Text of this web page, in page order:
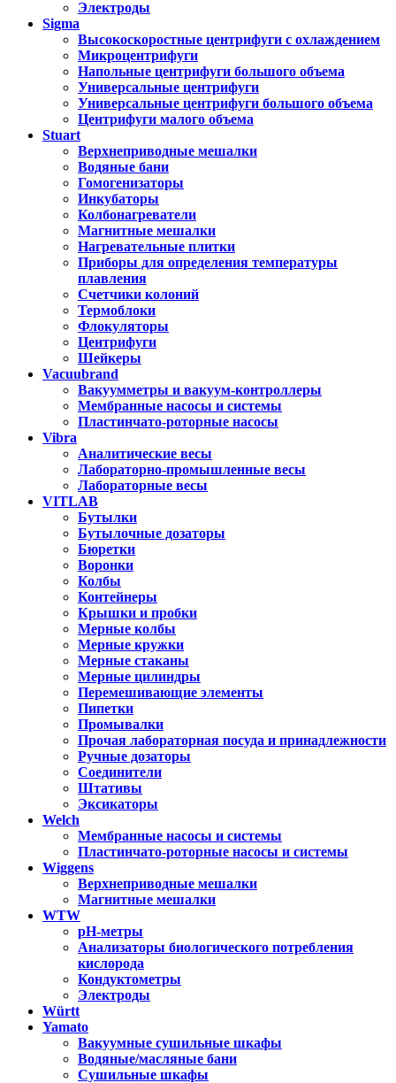
Электроды
Sigma
Высокоскоростные центрифуги с охлаждением
Микроцентрифуги
Напольные центрифуги большого объема
Универсальные центрифуги
Универсальные центрифуги большого объема
Центрифуги малого объема
Stuart
Верхнеприводные мешалки
Водяные бани
Гомогенизаторы
Инкубаторы
Колбонагреватели
Магнитные мешалки
Нагревательные плитки
Приборы для определения температуры
плавления
Счетчики колоний
Термоблоки
Флокуляторы
Центрифуги
Шейкеры
Vacuubrand
Вакуумметры и вакуум-контроллеры
Мембранные насосы и системы
Пластинчато-роторные насосы
Vibra
Аналитические весы
Лабораторно-промышленные весы
Лабораторные весы
VITLAB
Бутылки
Бутылочные дозаторы
Бюретки
Воронки
Колбы
Контейнеры
Крышки и пробки
Мерные колбы
Мерные кружки
Мерные стаканы
Мерные цилиндры
Перемешивающие элементы
Пипетки
Промывалки
Прочая лабораторная посуда и принадлежности
Ручные дозаторы
Соединители
Штативы
Эксикаторы
Welch
Мембранные насосы и системы
Пластинчато-роторные насосы и системы
Wiggens
Верхнеприводные мешалки
Магнитные мешалки
WTW
pH-метры
Анализаторы биологического потребления
кислорода
Кондуктометры
Электроды
Württ
Yamato
Вакуумные сушильные шкафы
Водяные/масляные бани
Сушильные шкафы